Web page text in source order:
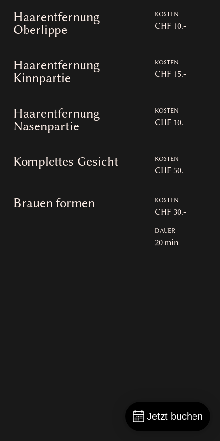
Haarentfernung
Oberlippe
KOSTEN
CHF 10.-
Haarentfernung
Kinnpartie
KOSTEN
CHF 15.-
Haarentfernung
Nasenpartie
KOSTEN
CHF 10.-
Komplettes Gesicht KOSTEN
CHF 50.-
Brauen formen KOSTEN
CHF 30.-
DAUER
20 min
Jetzt buchen